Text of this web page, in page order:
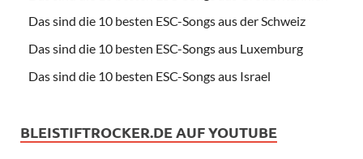
Das sind die 10 besten ESC-Songs aus der Schweiz
Das sind die 10 besten ESC-Songs aus Luxemburg
Das sind die 10 besten ESC-Songs aus Israel
BLEISTIFTROCKER.DE AUF YOUTUBE